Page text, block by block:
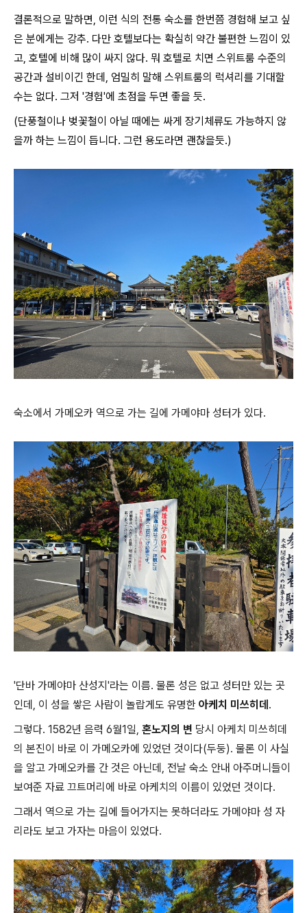
결론적으로 말하면, 이런 식의 전통 숙소를 한번쯤 경험해 보고 싶
은 분에게는 강추. 다만 호텔보다는 확실히 약간 불편한 느낌이 있
고, 호텔에 비해 많이 싸지 않다. 뭐 호텔로 치면 스위트룸 수준의
공간과 설비이긴 한데, 엄밀히 말해 스위트룸의 럭셔리를 기대할
수는 없다. 그저 '경험'에 초점을 두면 좋을 듯.
(단풍철이나 벚꽃철이 아닐 때에는 싸게 장기체류도 가능하지 않
을까 하는 느낌이 듭니다. 그런 용도라면 괜찮을듯.)
숙소에서 가메오카 역으로 가는 길에 가메야마 성터가 있다.
'단바 가메야마 산성지'라는 이름. 물론 성은 없고 성터만 있는 곳
인데, 이 성을 쌓은 사람이 놀랍게도 유명한 아케치 미쓰히데 .
그렇다. 1582년 음력 6월1일, 혼노지의 변 당시 아케치 미쓰히데
의 본진이 바로 이 가메오카에 있었던 것이다(두둥). 물론 이 사실
을 알고 가메오카를 간 것은 아닌데, 전날 숙소 안내 아주머니들이
보여준 자료 끄트머리에 바로 아케치의 이름이 있었던 것이다.
그래서 역으로 가는 길에 들어가지는 못하더라도 가메야마 성 자
리라도 보고 가자는 마음이 있었다.